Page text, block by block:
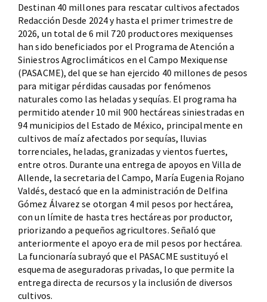
Destinan 40 millones para rescatar cultivos afectados
Redacción Desde 2024 y hasta el primer trimestre de
2026, un total de 6 mil 720 productores mexiquenses
han sido beneficiados por el Programa de Atención a
Siniestros Agroclimáticos en el Campo Mexiquense
(PASACME), del que se han ejercido 40 millones de pesos
para mitigar pérdidas causadas por fenómenos
naturales como las heladas y sequías. El programa ha
permitido atender 10 mil 900 hectáreas siniestradas en
94 municipios del Estado de México, principalmente en
cultivos de maíz afectados por sequías, lluvias
torrenciales, heladas, granizadas y vientos fuertes,
entre otros. Durante una entrega de apoyos en Villa de
Allende, la secretaria del Campo, María Eugenia Rojano
Valdés, destacó que en la administración de Delfina
Gómez Álvarez se otorgan 4 mil pesos por hectárea,
con un límite de hasta tres hectáreas por productor,
priorizando a pequeños agricultores. Señaló que
anteriormente el apoyo era de mil pesos por hectárea.
La funcionaría subrayó que el PASACME sustituyó el
esquema de aseguradoras privadas, lo que permite la
entrega directa de recursos y la inclusión de diversos
cultivos.